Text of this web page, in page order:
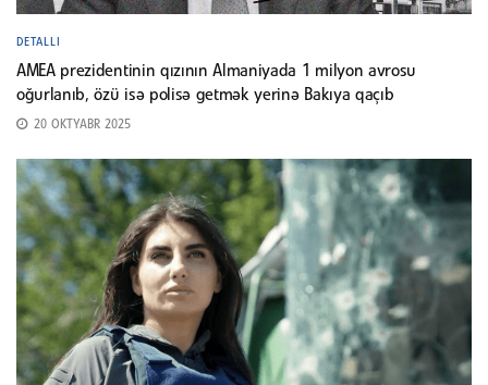
DETALLI
AMEA prezidentinin qızının Almaniyada 1 milyon avrosu
oğurlanıb, özü isə polisə getmək yerinə Bakıya qaçıb
20 OKTYABR 2025